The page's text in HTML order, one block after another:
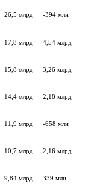
26,5 млрд -394 млн
17,8 млрд 4,54 млрд
15,8 млрд 3,26 млрд
14,4 млрд 2,18 млрд
11,9 млрд -658 млн
10,7 млрд 2,16 млрд
9,84 млрд 339 млн